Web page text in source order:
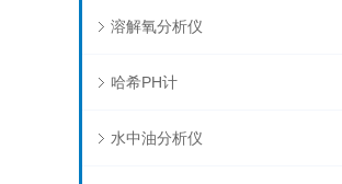
溶解氧分析仪
哈希PH计
水中油分析仪